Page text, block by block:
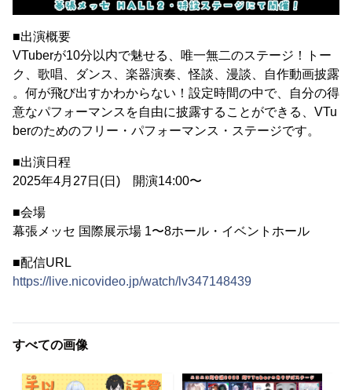
■出演概要
VTuberが10分以内で魅せる、唯一無二のステージ！トー
ク、歌唱、ダンス、楽器演奏、怪談、漫談、自作動画披露
。何が飛び出すかわからない！設定時間の中で、自分の得
意なパフォーマンスを自由に披露することができる、VTu
berのためのフリー・パフォーマンス・ステージです。
■出演日程
2025年4月27日(日) 開演14:00〜
■会場
幕張メッセ 国際展示場 1〜8ホール・イベントホール
■配信URL
https://live.nicovideo.jp/watch/lv347148439
すべての画像